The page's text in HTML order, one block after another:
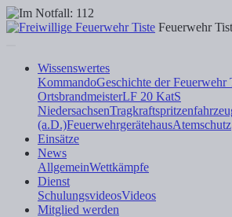
Feuerwehr
Wissenswertes
KommandoGeschichte der Feuerwehr
OrtsbrandmeisterLF 20 KatS
Niedersachsen
(a.D.)FeuerwehrgerätehausAtemschutz
Einsätze
News
AllgemeinWettkämpfe
Dienst
SchulungsvideosVideos
Mitglied werden